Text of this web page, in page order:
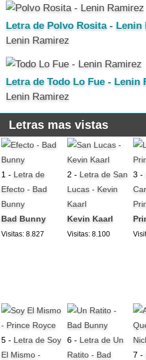
Letra de Polvo Rosita - Lenin
Lenin Ramirez
Letra de Todo Lo Fue - Lenin
Lenin Ramirez
Letras mas vistas
1 - Letra de
Efecto - Bad
Bunny
Bad Bunny
Visitas: 8.827
2 - Letra de San
Lucas - Kevin
Kaarl
Kevin Kaarl
Visitas: 8.100
3 -
5 - Letra de Soy
El Mismo -
6 - Letra de Un
Ratito - Bad
7 -